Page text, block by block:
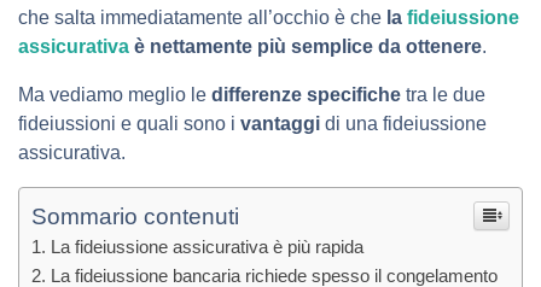
che salta immediatamente all’occhio è che la fideiussione
assicurativa è nettamente più semplice da ottenere.
Ma vediamo meglio le differenze specifiche tra le due
fideiussioni e quali sono i vantaggi di una fideiussione
assicurativa.
Sommario contenuti
La fideiussione assicurativa è più rapida
La fideiussione bancaria richiede spesso il congelamento